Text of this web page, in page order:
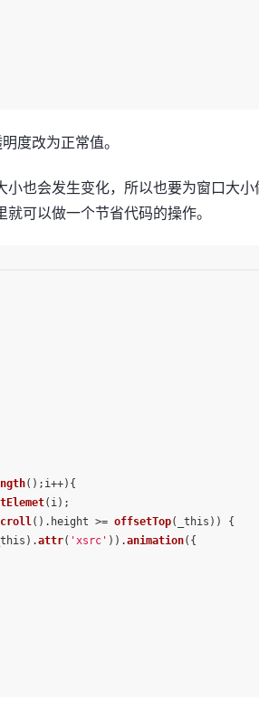
度改为正常值。
也会发生变化，所以也要为窗口大
可以做一个节省代码的操作。
();i++){
(i);
(). height >= offsetTop(_this)) {
attr( 'xsrc' )).animation({